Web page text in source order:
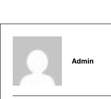
Admin